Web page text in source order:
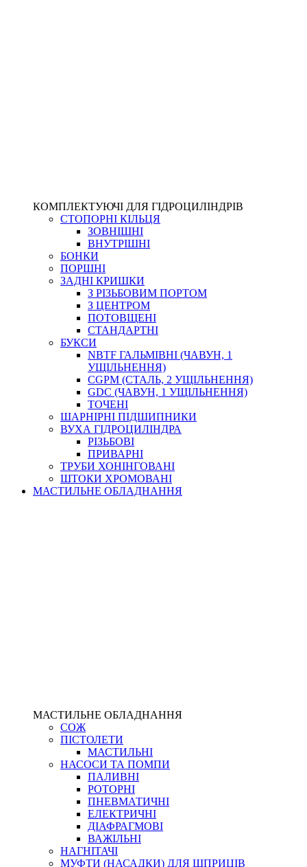
КОМПЛЕКТУЮЧІ ДЛЯ ГІДРОЦИЛІНДРІВ
СТОПОРНІ КІЛЬЦЯ
ЗОВНІШНІ
ВНУТРІШНІ
БОНКИ
ПОРШНІ
ЗАДНІ КРИШКИ
З РІЗЬБОВИМ ПОРТОМ
З ЦЕНТРОМ
ПОТОВЩЕНІ
СТАНДАРТНІ
БУКСИ
NBTF ГАЛЬМІВНІ (ЧАВУН, 1
УЩІЛЬНЕННЯ)
CGPM (СТАЛЬ, 2 УЩІЛЬНЕННЯ)
GDC (ЧАВУН, 1 УЩІЛЬНЕННЯ)
ТОЧЕНІ
ШАРНІРНІ ПІДШИПНИКИ
ВУХА ГІДРОЦИЛІНДРА
РІЗЬБОВІ
ПРИВАРНІ
ТРУБИ ХОНІНГОВАНІ
ШТОКИ ХРОМОВАНІ
МАСТИЛЬНЕ ОБЛАДНАННЯ
МАСТИЛЬНЕ ОБЛАДНАННЯ
СОЖ
ПІСТОЛЕТИ
МАСТИЛЬНІ
НАСОСИ ТА ПОМПИ
ПАЛИВНІ
РОТОРНІ
ПНЕВМАТИЧНІ
ЕЛЕКТРИЧНІ
ДІАФРАГМОВІ
ВАЖІЛЬНІ
НАГНІТАЧІ
МУФТИ (НАСАДКИ) ДЛЯ ШПРИЦІВ